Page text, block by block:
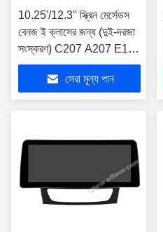
10.25'/12.3'' স্ক্রিন মের্সেডস
বেনজ ই ক্লাসের জন্য (দুই-দরজা
সংস্করণ) C207 A207 E180
E200 E260 E300 E320
E350 E400 E500 E550
E63AMG 2015-2016
সেরা মূল্য পান